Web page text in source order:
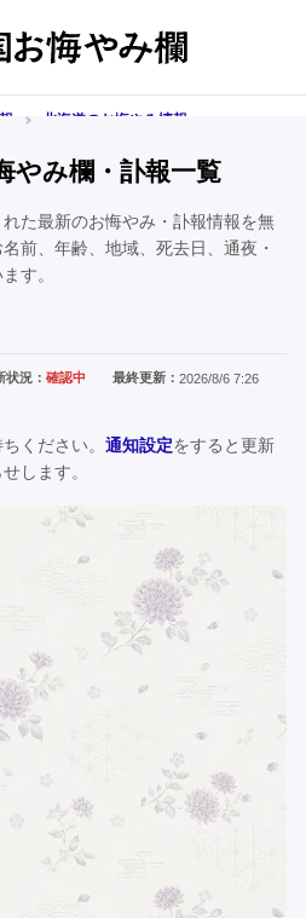
北海道のお悔やみ情報
やみ欄・訃報一覧
た最新のお悔やみ・訃報情報を無
前、年齢、地域、死去日、通夜・
す。
状況：確認中 最終更新： 2026/8/6 7:26
ください。 通知設定をすると更新
します。